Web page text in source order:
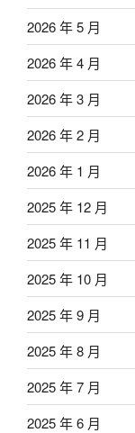
2026 年 5 月
2026 年 4 月
2026 年 3 月
2026 年 2 月
2026 年 1 月
2025 年 12 月
2025 年 11 月
2025 年 10 月
2025 年 9 月
2025 年 8 月
2025 年 7 月
2025 年 6 月